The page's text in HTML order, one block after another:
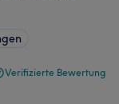
Verifizierte Bewertung